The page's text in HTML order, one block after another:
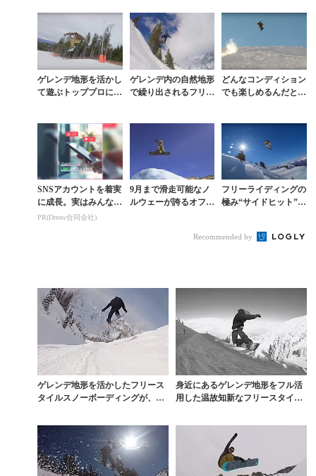
ゲレンデ地形を活かし
て遊ぶトッププロによ
ゲレンデ内の自然地形
で繰り出されるフリー
どんなコンディション
でも楽しめるんだと欧
SNSアカウントを着実
に成長。実はみんなコ
コ使ってます。
PR(Dreaw合同会社)
9月まで滑走可能なノ
ルウェーが誇るオフシ
フリーライディングの
極み“サイドヒット”の
Recommended by
ゲレンデ地形を活かしたフリース
タイルスノーボーディングが、こ
身近にあるゲレンデ地形をフル活
用した温故知新なフリースタイル